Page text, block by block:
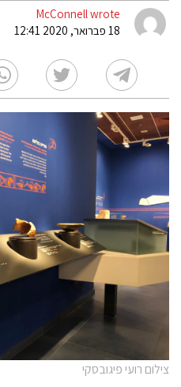
McConnell wrote
18 פברואר, 2020 12:41
צילום רועי פיגובסקי